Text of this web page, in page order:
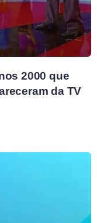
2000 que
da TV